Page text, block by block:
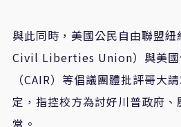
與此同時，美國公民自由聯盟
Civil Liberties Union）與美國
（CAIR）等倡議團體批評哥大
定，指控校方為討好川普政府
當。